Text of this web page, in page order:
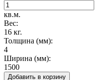
кв.м.
Вес:
16 кг.
Толщина (мм):
4
Ширина (мм):
1500
Добавить в корзину